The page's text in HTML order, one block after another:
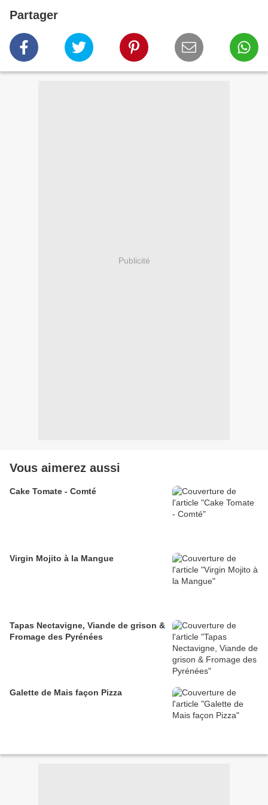
Partager
Publicité
Vous aimerez aussi
Cake Tomate - Comté
Virgin Mojito à la Mangue
Tapas Nectavigne, Viande de grison &
Fromage des Pyrénées
Galette de Mais façon Pizza